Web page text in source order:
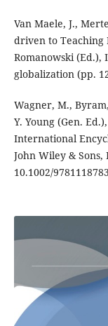
Van Maele, J.,
driven to Teaching
Romanowski
globalization (pp.
Wagner, M.,
Y. Young (Gen.
International
John Wiley & Sons,
10.1002/